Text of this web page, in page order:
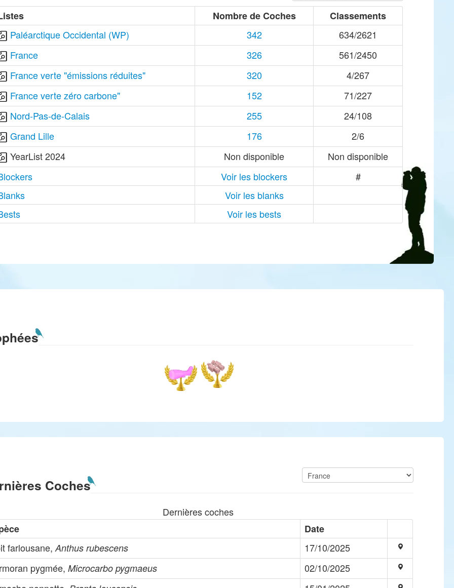
Nombre de Coches
Classements
Paléarctique Occidental (WP)
342
634/2621
France
326
561/2450
France verte "émissions réduites"
320
4/267
France verte zéro carbone"
152
71/227
Nord-Pas-de-Calais
255
24/108
Grand Lille
176
2/6
YearList 2024
Non disponible
Non disponible
Voir les blockers
#
Voir les blanks
Voir les bests
Coches
Dernières coches
Date
farlousane,Anthus rubescens
17/10/2025
pygmée,Microcarbo pygmaeus
02/10/2025